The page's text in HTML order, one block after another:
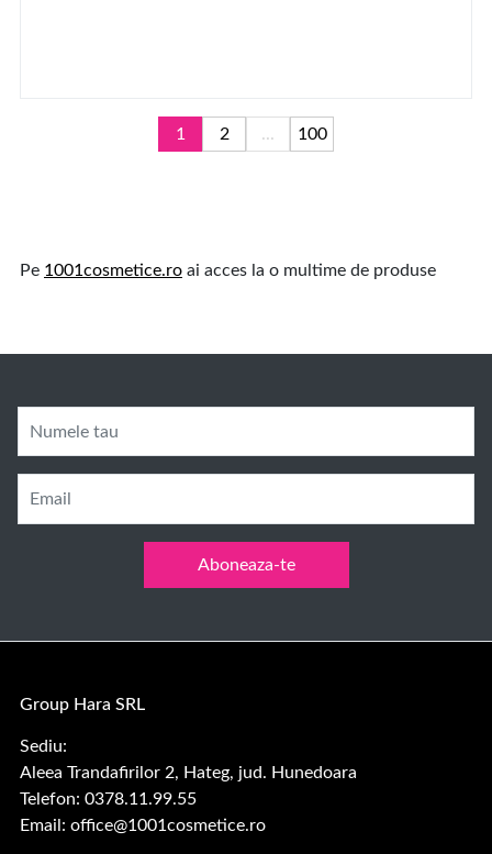
1 2 ... 100
Pe 1001cosmetice.ro ai acces la o multime de produse
Numele tau
Email
Aboneaza-te
Group Hara SRL
Sediu:
Aleea Trandafirilor 2, Hateg, jud. Hunedoara
Telefon: 0378.11.99.55
Email: office@1001cosmetice.ro